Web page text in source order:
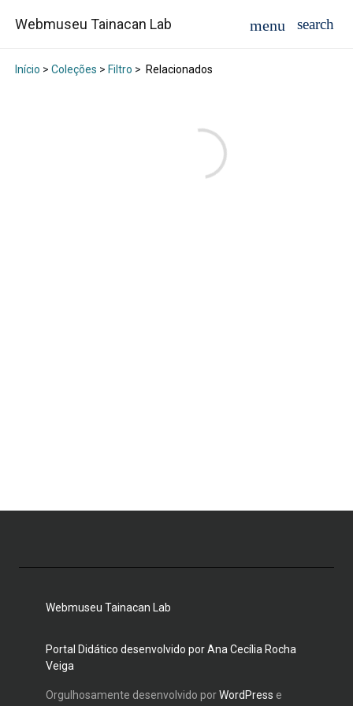
Webmuseu Tainacan Lab
Início > Coleções > Filtro > Relacionados
Webmuseu Tainacan Lab
Portal Didático desenvolvido por Ana Cecília Rocha
Veiga
Orgulhosamente desenvolvido porWordPress e